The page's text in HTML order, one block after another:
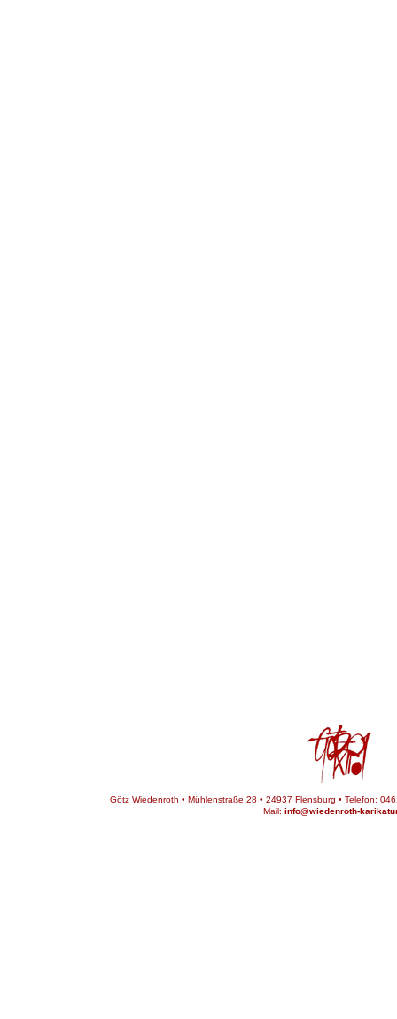
Götz Wiedenroth • Mühlenstraße 28 • 24937 Flensburg • Telefon:
Mail: info@wiedenroth-